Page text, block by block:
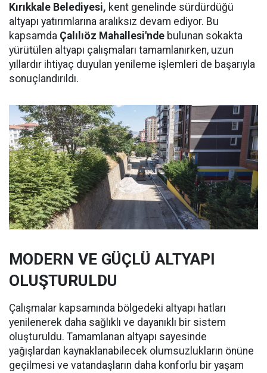
Kırıkkale Belediyesi, kent genelinde sürdürdüğü
altyapı yatırımlarına aralıksız devam ediyor. Bu
kapsamda Çalılıöz Mahallesi'nde bulunan sokakta
yürütülen altyapı çalışmaları tamamlanırken, uzun
yıllardır ihtiyaç duyulan yenileme işlemleri de başarıyla
sonuçlandırıldı.
MODERN VE GÜÇLÜ ALTYAPI
OLUŞTURULDU
Çalışmalar kapsamında bölgedeki altyapı hatları
yenilenerek daha sağlıklı ve dayanıklı bir sistem
oluşturuldu. Tamamlanan altyapı sayesinde
yağışlardan kaynaklanabilecek olumsuzlukların önüne
geçilmesi ve vatandaşların daha konforlu bir yaşam